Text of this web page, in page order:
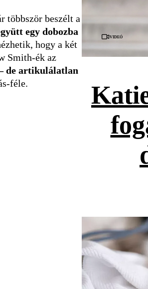
többször beszélt a
egy dobozba
hogy a két
Smith-ék az
de artikulálatlan
féle.
Videó